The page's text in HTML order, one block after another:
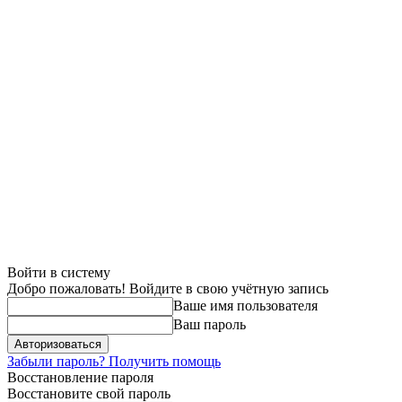
Войти в систему
Добро пожаловать! Войдите в свою учётную запись
Ваше имя пользователя
Ваш пароль
Забыли пароль? Получить помощь
Восстановление пароля
Восстановите свой пароль